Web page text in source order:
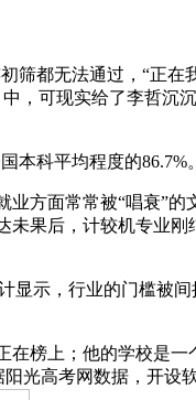
筛都无法通过，“正
，可现实给了李哲沉
科平均程度的86.7%。
方面常常被“唱衰”的
果后，计较机专业刚
示，行业的门槛被
榜上；他的学校是一
光高考网数据，开设